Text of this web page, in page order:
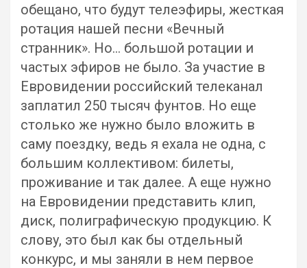
обещано, что будут телеэфиры, жесткая
ротация нашей песни «Вечный
странник». Но… большой ротации и
частых эфиров не было. За участие в
Евровидении российский телеканал
заплатил 250 тысяч фунтов. Но еще
столько же нужно было вложить в
саму поездку, ведь я ехала не одна, с
большим коллективом: билеты,
проживание и так далее. А еще нужно
на Евровидении представить клип,
диск, полиграфическую продукцию. К
слову, это был как бы отдельный
конкурс, и мы заняли в нем первое